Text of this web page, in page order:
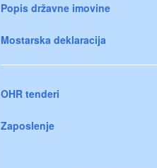
Popis državne imovine
Mostarska deklaracija
OHR tenderi
Zaposlenje